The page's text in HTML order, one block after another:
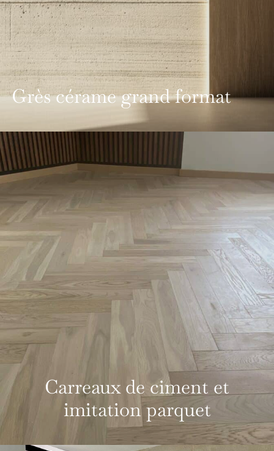
Grès cérame grand format
Carreaux de ciment et
imitation parquet